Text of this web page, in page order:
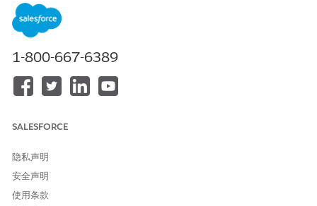
管理、Salesforce 定价和文档生成与 Home Health 集成。
设置记录类型和家庭健康记录
并在产品规格类型和产品规格记录类型对象上创建记录。使用
Home Health 的指导设置，以最少的工作量创建记录类型和记
录。
为支持 Home Health 的预算和报价功能的有效数据访问，请根
定义。
设置 Revenue Cloud for Home Health
启用 Revenue Cloud 并设置产品目录管理和 Salesforce 定
1-800-667-6389
SALESFORCE
隐私声明
安全声明
使用条款